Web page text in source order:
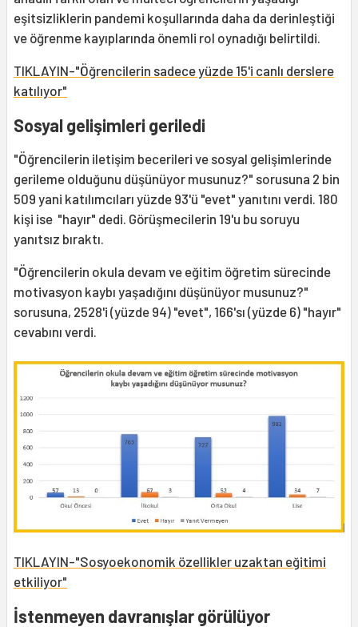
eşitsizliklerin pandemi koşullarında daha da derinleştiği
ve öğrenme kayıplarında önemli rol oynadığı belirtildi.
TIKLAYIN-"Öğrencilerin sadece yüzde 15'i canlı derslere
katılıyor"
Sosyal gelişimleri geriledi
"Öğrencilerin iletişim becerileri ve sosyal gelişimlerinde
gerileme olduğunu düşünüyor musunuz?" sorusuna 2 bin
509 yani katılımcıları yüzde 93'ü "evet" yanıtını verdi. 180
kişi ise "hayır" dedi. Görüşmecilerin 19'u bu soruyu
yanıtsız bıraktı.
"Öğrencilerin okula devam ve eğitim öğretim sürecinde
motivasyon kaybı yaşadığını düşünüyor musunuz?"
sorusuna, 2528'i (yüzde 94) "evet", 166'sı (yüzde 6) "hayır"
cevabını verdi.
TIKLAYIN-"Sosyoekonomik özellikler uzaktan eğitimi
etkiliyor"
İstenmeyen davranışlar görülüyor